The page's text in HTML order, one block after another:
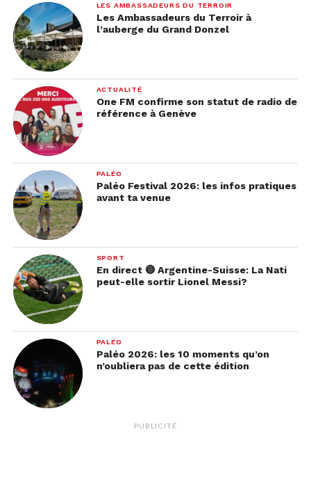
LES AMBASSADEURS DU TERROIR
Les Ambassadeurs du Terroir à
l’auberge du Grand Donzel
ACTUALITÉ
One FM confirme son statut de radio de
référence à Genève
PALÉO
Paléo Festival 2026: les infos pratiques
avant ta venue
SPORT
En direct 🔴 Argentine-Suisse: La Nati
peut-elle sortir Lionel Messi?
PALÉO
Paléo 2026: les 10 moments qu’on
n’oubliera pas de cette édition
PUBLICITÉ